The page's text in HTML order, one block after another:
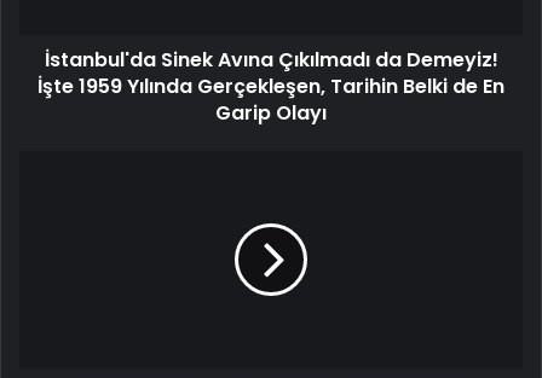
İstanbul'da Sinek Avına Çıkılmadı da Demeyiz!
İşte 1959 Yılında Gerçekleşen, Tarihin Belki de En
Garip Olayı